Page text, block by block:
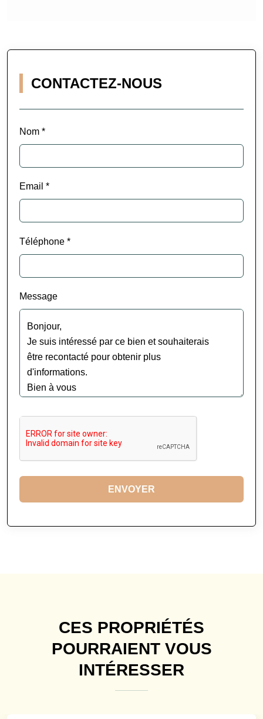
CONTACTEZ-NOUS
Nom *
Email *
Téléphone *
Message
ENVOYER
CES PROPRIÉTÉS
POURRAIENT VOUS
INTÉRESSER